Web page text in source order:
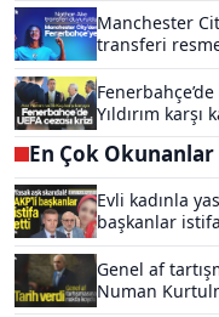
Manchester
transferi
Yıldırım karşı
En Çok Okunanlar
Evli kadınla
başkanlar
Genel af
Numan